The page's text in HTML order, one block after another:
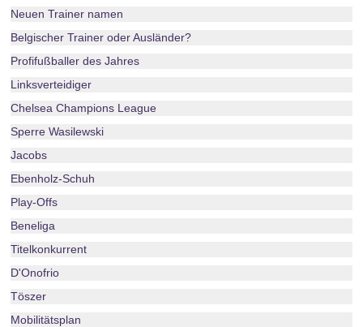
Neuen Trainer namen
Belgischer Trainer oder Ausländer?
Profifußballer des Jahres
Linksverteidiger
Chelsea Champions League
Sperre Wasilewski
Jacobs
Ebenholz-Schuh
Play-Offs
Beneliga
Titelkonkurrent
D'Onofrio
Töszer
Mobilitätsplan